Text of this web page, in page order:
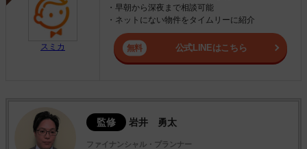
スミカ
・早朝から深夜まで相談可能
・ネットにない物件をタイムリーに紹介
公式LINEはこちら
監修 岩井 勇太
ファイナンシャル・プランナー